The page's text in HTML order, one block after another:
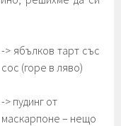
-> ябълков тарт със
сос (горе в ляво)
-> пудинг от
маскарпоне – нещо